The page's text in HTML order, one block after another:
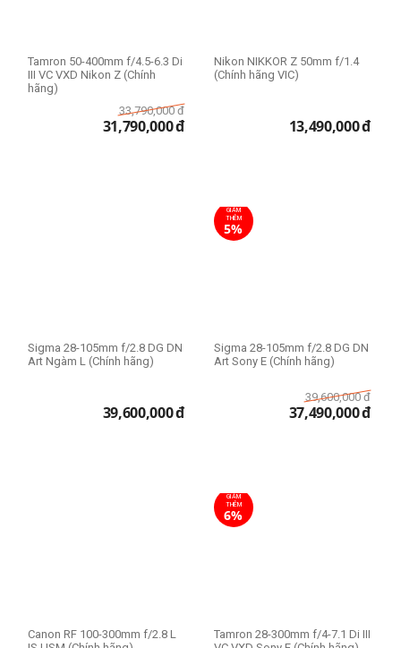
Tamron 50-400mm f/4.5-6.3 Di
III VC VXD Nikon Z (Chính
hãng)
33,790,000 đ
31,790,000đ
Nikon NIKKOR Z 50mm f/1.4
(Chính hãng VIC)
13,490,000đ
Sigma 28-105mm f/2.8 DG DN
Art Ngàm L (Chính hãng)
39,600,000đ
GIẢM
THÊM
5%
Sigma 28-105mm f/2.8 DG DN
Art Sony E (Chính hãng)
39,600,000 đ
37,490,000đ
Canon RF 100-300mm f/2.8 L
GIẢM
THÊM
6%
Tamron 28-300mm f/4-7.1 Di III